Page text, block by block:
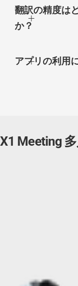
翻訳の精度は
か？
アプリの利用
X1 Meeting